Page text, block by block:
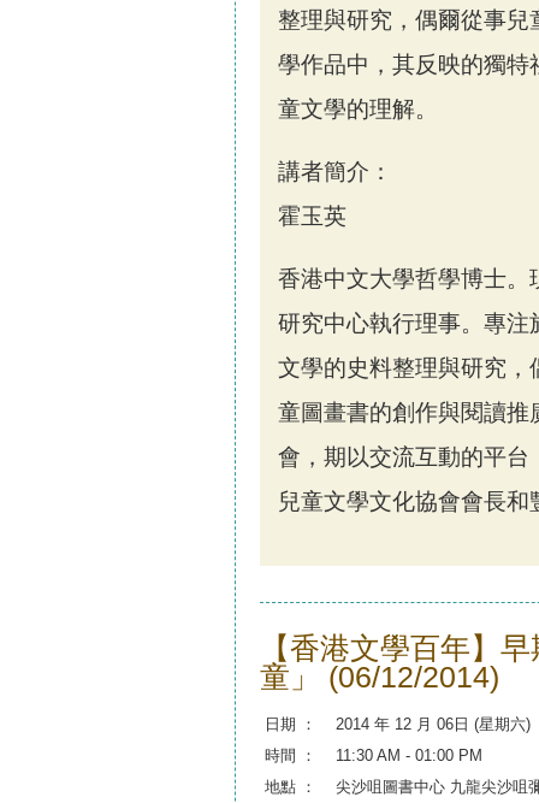
整理與研究，偶爾從事
學作品中，其反映的獨
童文學的理解。
講者簡介：
霍玉英
香港中文大學哲學博士
研究中心執行理事。專
文學的史料整理與研究
童圖畫書的創作與閱讀
會，期以交流互動的平
兒童文學文化協會會長
【香港文學百年】
童」 (06/12/2014)
日期 ：
2014 年 12 月 06日 (星期六)
時間 ：
11:30 AM - 01:00 PM
地點 ：
尖沙咀圖書中心 九龍尖沙咀